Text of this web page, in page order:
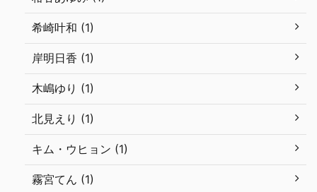
希崎叶和 (1)
岸明日香 (1)
木嶋ゆり (1)
北見えり (1)
キム・ウヒョン (1)
霧宮てん (1)